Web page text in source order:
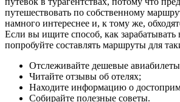
путешествовать по собственному
намного интереснее и, к тому же,
Если вы ищите способ, как зарабатывать
попробуйте составлять маршруты для
Отслеживайте дешевые
Читайте отзывы об отелях;
Находите информацию о
Собирайте полезные советы.